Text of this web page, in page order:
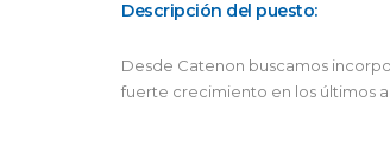
Descripción del puesto:
Desde Catenon buscamos
fuerte crecimiento en los últimos